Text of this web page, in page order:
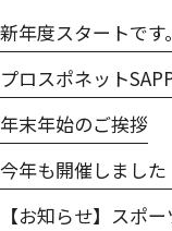
新年度スタートです。
プロスポネット
年末年始のご挨拶
今年も開催しまし
【お知らせ】スポ